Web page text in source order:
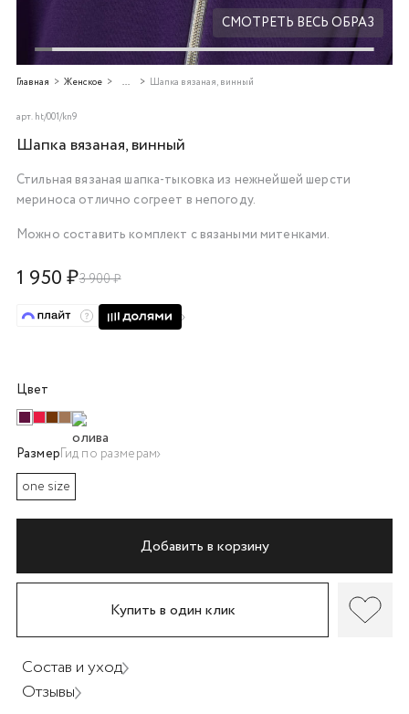
СМОТРЕТЬ ВЕСЬ ОБРАЗ
Главная Женское ... Шапка вязаная, винный
арт. ht/001/kn9
Шапка вязаная, винный
Стильная вязаная шапка-тыковка из нежнейшей шерсти
мериноса отлично согреет в непогоду.
Можно составить комплект с вязаными митенками.
1 950 ₽3 900 ₽
Цвет
РазмерГид по размерам
one size
Добавить в корзину
Купить в один клик
Состав и уход
Отзывы
выбранный способом
Оставшиеся75% будут
списыватьсяс вашей карты
по
Подробнее
недели
Остались вопросы?